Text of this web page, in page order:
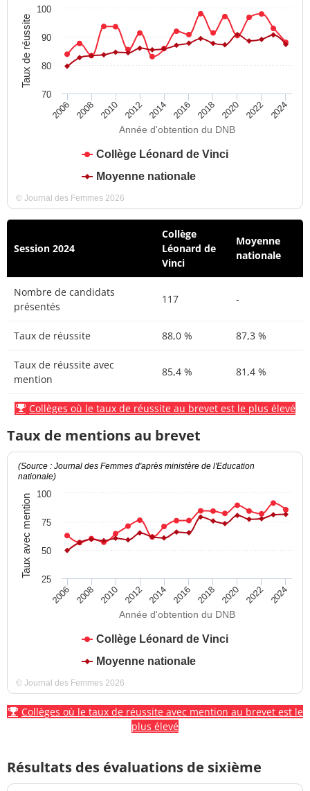
Année d'obtention du DNB
Taux de réussite
Collège Léonard de Vinci
Moyenne nationale
2006 2008 2010 2012 2014 2016 2018 2020 2022 2024
70
80
90
100
© Journal des Femmes 2026
Session 2024
Collège
Léonard de
Vinci
Moyenne
nationale
Nombre de candidats
présentés
117 -
Taux de réussite 88,0 % 87,3 %
Taux de réussite avec
mention
85,4 % 81,4 %
Collèges où le taux de réussite au brevet est le plus élevé
Taux de mentions au brevet
Année d'obtention du DNB
Taux avec mention
(Source : Journal des Femmes d'après ministère de l'Education
nationale)
Collège Léonard de Vinci
Moyenne nationale
2006 2008 2010 2012 2014 2016 2018 2020 2022 2024
25
50
75
100
© Journal des Femmes 2026
Collèges où le taux de réussite avec mention au brevet est le
plus élevé
Résultats des évaluations de sixième